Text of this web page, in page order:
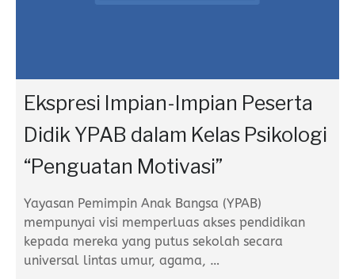
Ekspresi Impian-Impian Peserta
Didik YPAB dalam Kelas Psikologi
“Penguatan Motivasi”
Yayasan Pemimpin Anak Bangsa (YPAB)
mempunyai visi memperluas akses pendidikan
kepada mereka yang putus sekolah secara
universal lintas umur, agama, …